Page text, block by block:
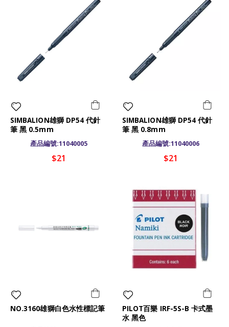
SIMBALION雄獅 DP54 代針
筆 黑 0.5mm
產品編號:11040005
$21
SIMBALION雄獅 DP54 代針
筆 黑 0.8mm
產品編號:11040006
$21
NO.3160雄獅白色水性標記筆
PILOT百樂 IRF-5S-B 卡式墨
水 黑色